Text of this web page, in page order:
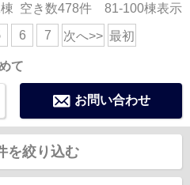
棟 空き数478件 81-100棟表示
6 7 次へ>> 最初
て
お問い合わせ
を絞り込む